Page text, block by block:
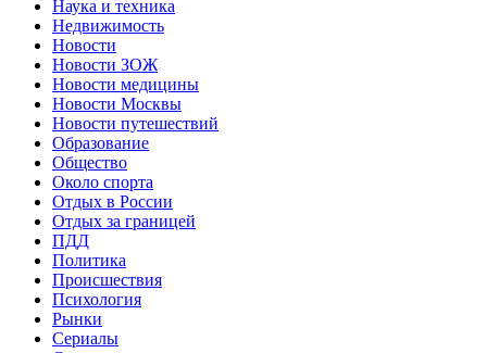
Наука и техника
Недвижимость
Новости
Новости ЗОЖ
Новости медицины
Новости Москвы
Новости путешествий
Образование
Общество
Около спорта
Отдых в России
Отдых за границей
ПДД
Политика
Происшествия
Психология
Рынки
Сериалы